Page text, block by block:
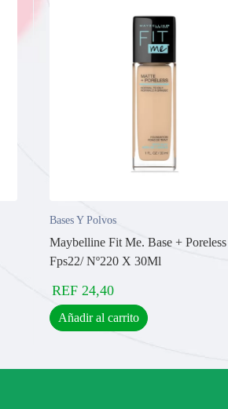
Bases Y Polvos
Maybelline Fit Me. Base + Poreless
Fps22/ Nº220 X 30Ml
REF 24,40
Añadir al carrito